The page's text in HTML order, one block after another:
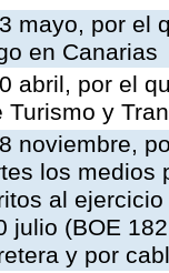
mayo, por el
en Canarias
abril, por el
y
noviembre,
los
al
julio (BOE
y por